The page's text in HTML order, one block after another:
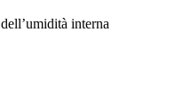
interna